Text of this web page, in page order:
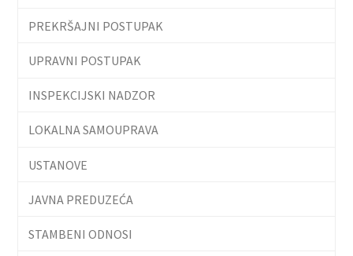
PREKRŠAJNI POSTUPAK
UPRAVNI POSTUPAK
INSPEKCIJSKI NADZOR
LOKALNA SAMOUPRAVA
USTANOVE
JAVNA PREDUZEĆA
STAMBENI ODNOSI